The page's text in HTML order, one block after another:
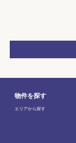
物件を探す
エリアから探す